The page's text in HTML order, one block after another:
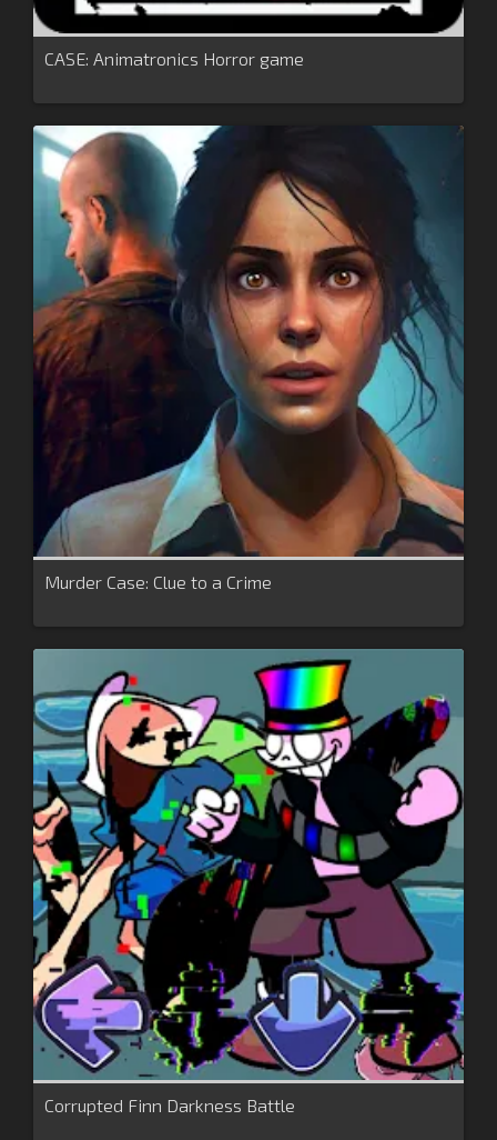
CASE: Animatronics Horror game
Murder Case: Clue to a Crime
Corrupted Finn Darkness Battle